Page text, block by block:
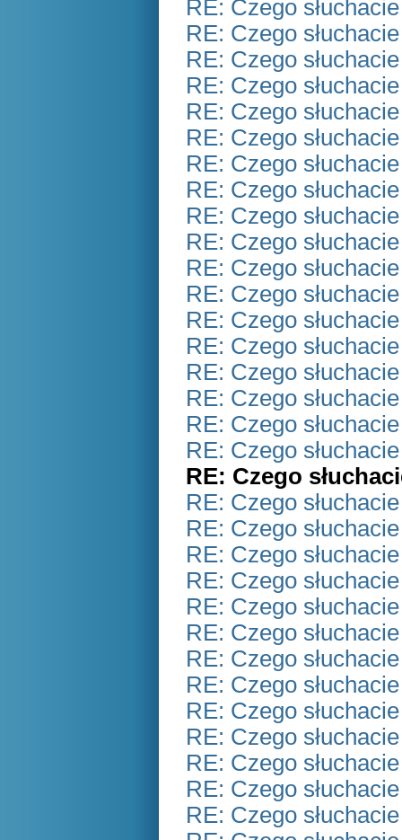
RE: Czego
RE: Czego
RE: Czego
RE: Czego
RE: Czego
RE: Czego
RE: Czego
RE: Czego
RE: Czego
RE: Czego
RE: Czego
RE: Czego
RE: Czego
RE: Czego
RE: Czego
RE: Czego
RE: Czego
RE: Czego
RE: Czego
RE: Czego
RE: Czego
RE: Czego
RE: Czego
RE: Czego
RE: Czego
RE: Czego
RE: Czego
RE: Czego
RE: Czego
RE: Czego
RE: Czego
RE: Czego